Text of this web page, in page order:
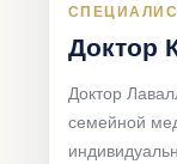
Доктор
Доктор
семейной